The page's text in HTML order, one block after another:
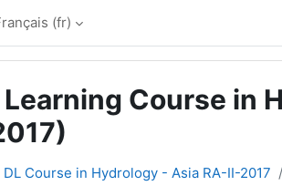
‎(fr)‎
Course in
DL Course in Hydrology - Asia RA-II-2017